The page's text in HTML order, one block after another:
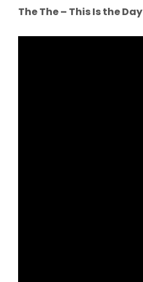
The The – This Is the Day